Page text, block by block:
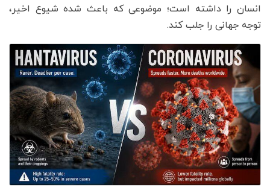
انسان را داشته است؛ موضوعی که باعث شده شیوع اخیر،
توجه جهانی را جلب کند.